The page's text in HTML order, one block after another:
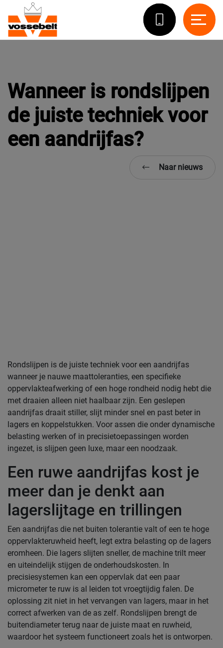
Wanneer is rondslijpen
de juiste techniek voor
een aandrijfas?
Naar nieuws
Rondslijpen is de juiste techniek voor een aandrijfas
wanneer je nauwe maattoleranties, een specifieke
oppervlakteafwerking of een hoge rondheid nodig hebt die
met draaien alleen niet haalbaar zijn. Een geslepen
aandrijfas draait stiller, slijt minder snel en past beter in
lagers en koppelstukken. Voor assen die onder dynamische
belasting werken of in precisietoepassingen worden
ingezet, is slijpen geen luxe, maar een noodzaak.
Een ruwe aandrijfas kost je
meer dan je denkt aan
lagerslijtage en trillingen
Een aandrijfas die net buiten tolerantie valt of een te hoge
oppervlakteruwheid heeft, legt extra belasting op de lagers
eromheen. Die lagers slijten sneller, de machine trilt meer
en uiteindelijk stijgen de onderhoudskosten. In
precisiesystemen kan een oppervlak dat een paar
micrometer te ruw is al leiden tot vroegtijdig falen. De
oplossing zit niet in het vervangen van lagers, maar in het
correct afwerken van de as zelf. Rondslijpen brengt de
buitendiameter terug naar de juiste maat en ruwheid,
waardoor het systeem functioneert zoals het is ontworpen.